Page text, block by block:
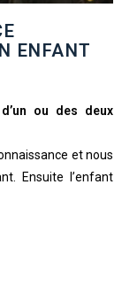
ENFANT
ou des deux
et nous
Ensuite l’enfant